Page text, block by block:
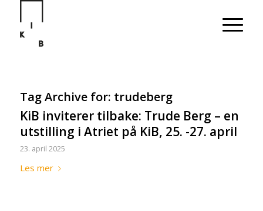
Tag Archive for: trudeberg
KiB inviterer tilbake: Trude Berg – en
utstilling i Atriet på KiB, 25. -27. april
23. april 2025
Les mer